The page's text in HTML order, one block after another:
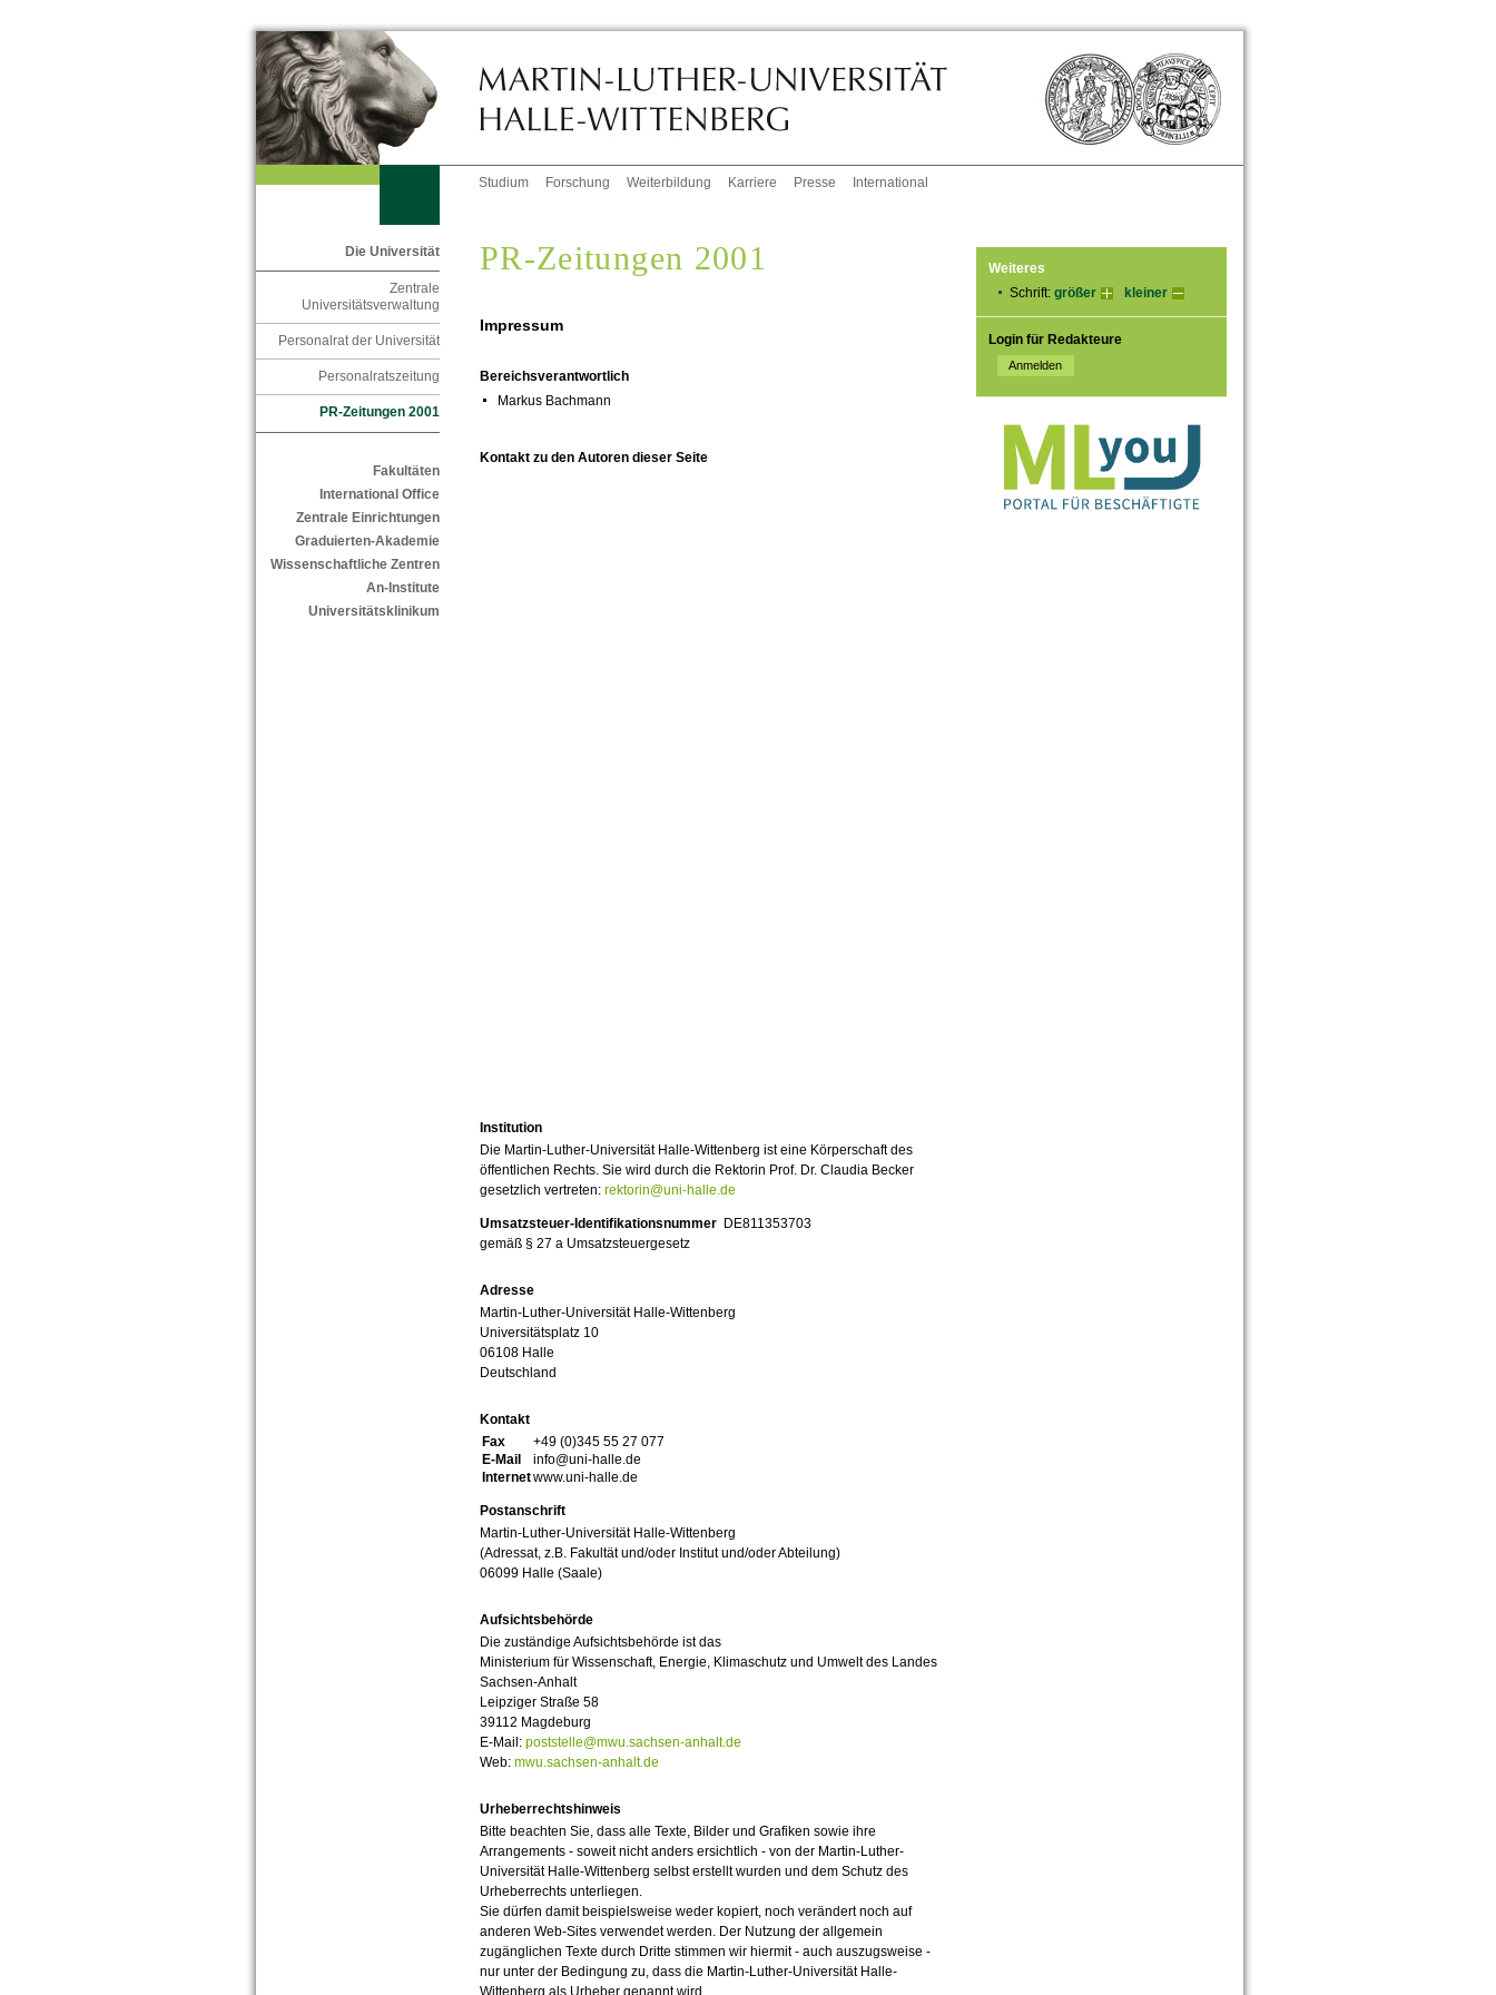
Studium Forschung Weiterbildung Karriere Presse International
Die Universität
Zentrale
Universitätsverwaltung
Personalrat der Universität
Personalratszeitung
PR-Zeitungen 2001
Fakultäten
International Office
Zentrale Einrichtungen
Graduierten-Akademie
Wissenschaftliche Zentren
An-Institute
Universitätsklinikum
Weiteres
Schrift: größer kleiner
Login für Redakteure
PR-Zeitungen 2001
Impressum
Bereichsverantwortlich
Markus Bachmann
Kontakt zu den Autoren dieser Seite
Institution
Die Martin-Luther-Universität Halle-Wittenberg ist eine Körperschaft des
öffentlichen Rechts. Sie wird durch die Rektorin Prof. Dr. Claudia Becker
gesetzlich vertreten: rektorin@uni-halle.de
Umsatzsteuer-Identifikationsnummer DE811353703
gemäß § 27 a Umsatzsteuergesetz
Adresse
Martin-Luther-Universität Halle-Wittenberg
Universitätsplatz 10
06108 Halle
Deutschland
Kontakt
Fax
+49 (0)345 55 27 077
E-Mail
info@uni-halle.de
Internetwww.uni-halle.de
Postanschrift
Martin-Luther-Universität Halle-Wittenberg
(Adressat, z.B. Fakultät und/oder Institut und/oder Abteilung)
06099 Halle (Saale)
Aufsichtsbehörde
Die zuständige Aufsichtsbehörde ist das
Ministerium für Wissenschaft, Energie, Klimaschutz und Umwelt des Landes
Sachsen-Anhalt
Leipziger Straße 58
39112 Magdeburg
E-Mail: poststelle@mwu.sachsen-anhalt.de
Web: mwu.sachsen-anhalt.de
Urheberrechtshinweis
Bitte beachten Sie, dass alle Texte, Bilder und Grafiken sowie ihre
Arrangements - soweit nicht anders ersichtlich - von der Martin-Luther-
Universität Halle-Wittenberg selbst erstellt wurden und dem Schutz des
Urheberrechts unterliegen.
Sie dürfen damit beispielsweise weder kopiert, noch verändert noch auf
anderen Web-Sites verwendet werden. Der Nutzung der allgemein
zugänglichen Texte durch Dritte stimmen wir hiermit - auch auszugsweise -
nur unter der Bedingung zu, dass die Martin-Luther-Universität Halle-